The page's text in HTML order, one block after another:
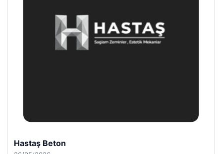
Enes Kaplan Avukatlık Bürosu